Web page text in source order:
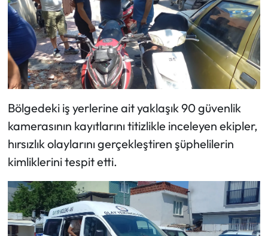
Bölgedeki iş yerlerine ait yaklaşık 90 güvenlik
kamerasının kayıtlarını titizlikle inceleyen ekipler,
hırsızlık olaylarını gerçekleştiren şüphelilerin
kimliklerini tespit etti.